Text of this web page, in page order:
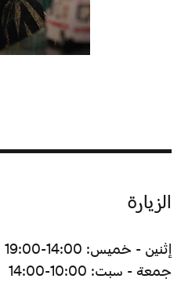
الزيارة
إثنين - خميس: 14:00-19:00
جمعة - سبت: 10:00-14:00